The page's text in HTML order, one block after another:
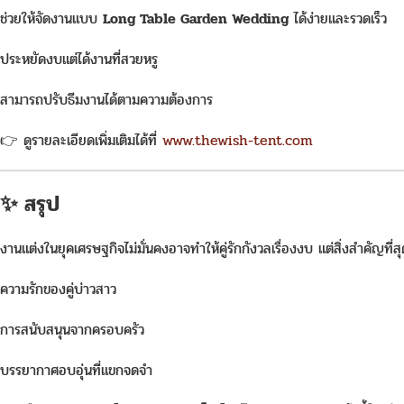
ช่วยให้จัดงานแบบ Long Table Garden Weddingได้ง่ายและรวดเร็ว
ประหยัดงบแต่ได้งานที่สวยหรู
สามารถปรับธีมงานได้ตามความต้องการ
👉 ดูรายละเอียดเพิ่มเติมได้ที่ www.thewish-tent.com
✨ สรุป
งานแต่งในยุคเศรษฐกิจไม่มั่นคงอาจทำให้คู่รักกังวลเรื่องงบ แต่สิ่งสำคัญที่
ความรักของคู่บ่าวสาว
การสนับสนุนจากครอบครัว
บรรยากาศอบอุ่นที่แขกจดจำ